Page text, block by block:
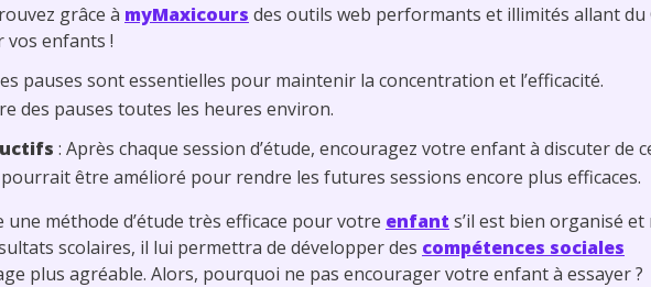
grâce à myMaxicours des outils web performants et illimités allant du
vos enfants !
pauses sont essentielles pour maintenir la concentration et l’efficacité.
des pauses toutes les heures environ.
: Après chaque session d’étude, encouragez votre enfant à discuter de
être amélioré pour rendre les futures sessions encore plus efficaces.
méthode d’étude très efficace pour votre enfant s’il est bien organisé et
scolaires, il lui permettra de développer des compétences sociales
plus agréable. Alors, pourquoi ne pas encourager votre enfant à essayer ?